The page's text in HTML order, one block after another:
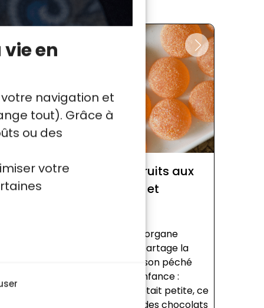
en
navigation et
tout). Grâce à
ou des
votre
des
Pâte de fruits aux
agrumes et
La cheffe Morgane
Raimbaud partage la
recette de son péché
mignon d’enfance :
lorsqu’elle était petite, ce
n’était pas des chocolats